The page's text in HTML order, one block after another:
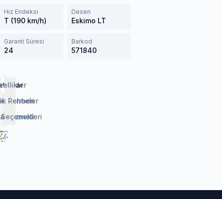
Hız Endeksi
T (190 km/h)
Desen
Eskimo LT
Garanti Süresi
24
Barkod
571840
Rehberi
Hizmeti